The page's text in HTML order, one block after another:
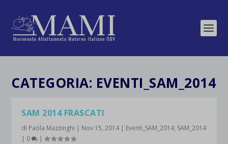
CATEGORIA: EVENTI_SAM_2014
SAM 2014 FRASCATI
di Paola Mazzinghi | Nov 15, 2014 | Eventi_SAM_2014, SAM_2014
| 0 |